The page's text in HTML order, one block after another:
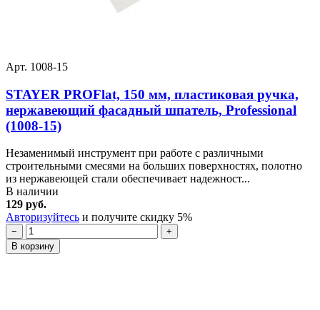
Арт. 1008-15
STAYER PROFlat, 150 мм, пластиковая ручка,
нержавеющий фасадный шпатель, Professional
(1008-15)
Незаменимый инструмент при работе с различными
строительными смесями на больших поверхностях, полотно
из нержавеющей стали обеспечивает надежност...
В наличии
129 руб.
Авторизуйтесь и получите скидку 5%
−
+
В корзину